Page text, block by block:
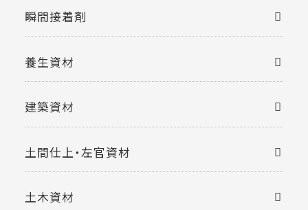
瞬間接着剤
養生資材
建築資材
土間仕上・左官資材
土木資材